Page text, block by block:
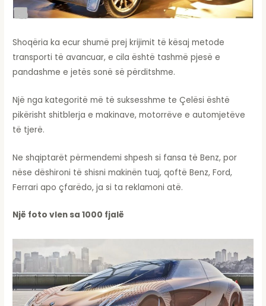
Shoqëria ka ecur shumë prej krijimit të kësaj metode
transporti të avancuar, e cila është tashmë pjesë e
pandashme e jetës sonë së përditshme.
Një nga kategoritë më të suksesshme te Çelësi është
pikërisht shitblerja e makinave, motorrëve e automjetëve
të tjerë.
Ne shqiptarët përmendemi shpesh si fansa të Benz, por
nëse dëshironi të shisni makinën tuaj, qoftë Benz, Ford,
Ferrari apo çfarëdo, ja si ta reklamoni atë.
Një foto vlen sa 1000 fjalë